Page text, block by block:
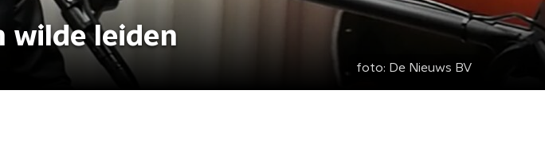
wilde leiden
foto: De Nieuws BV